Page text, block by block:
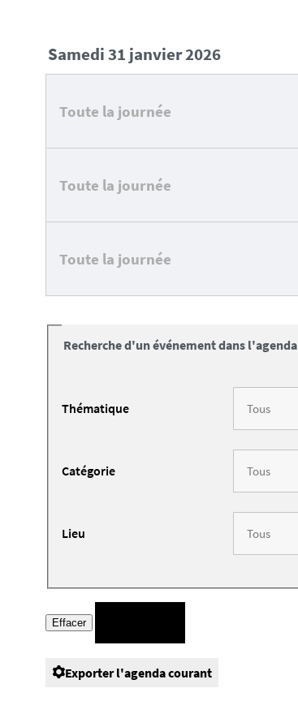
samedi 31 janvier 2026
Toute la journée
Toute la journée
Toute la journée
Recherche d'un événement dans l'agenda
Thématique
Catégorie
Lieu
Exporter l'agenda courant